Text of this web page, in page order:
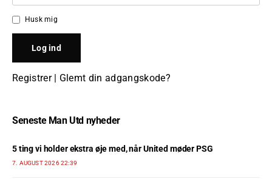
Husk mig
Registrer| Glemt din adgangskode?
Seneste Man Utd nyheder
5 ting vi holder ekstra øje med, når United møder PSG
7. AUGUST 2026 22:39